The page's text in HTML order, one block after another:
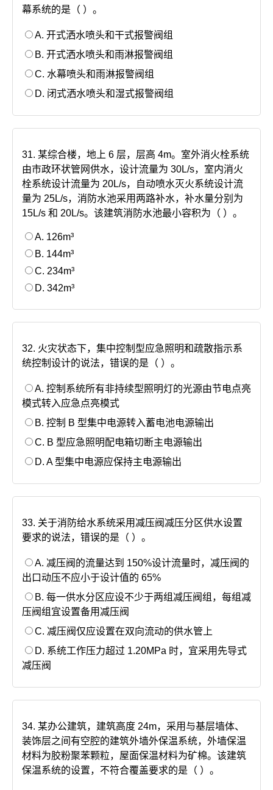
幕系统的是（ ）。
A. 开式洒水喷头和干式报警阀组
B. 开式洒水喷头和雨淋报警阀组
C. 水幕喷头和雨淋报警阀组
D. 闭式洒水喷头和湿式报警阀组
31. 某综合楼，地上 6 层，层高 4m。室外消火栓系统
由市政环状管网供水，设计流量为 30L/s，室内消火
栓系统设计流量为 20L/s，自动喷水灭火系统设计流
量为 25L/s，消防水池采用两路补水，补水量分别为
15L/s 和 20L/s。该建筑消防水池最小容积为（ ）。
A. 126m³
B. 144m³
C. 234m³
D. 342m³
32. 火灾状态下，集中控制型应急照明和疏散指示系
统控制设计的说法，错误的是（ ）。
A. 控制系统所有非持续型照明灯的光源由节电点亮
模式转入应急点亮模式
B. 控制 B 型集中电源转入蓄电池电源输出
C. B 型应急照明配电箱切断主电源输出
D. A 型集中电源应保持主电源输出
33. 关于消防给水系统采用减压阀减压分区供水设置
要求的说法，错误的是（ ）。
A. 减压阀的流量达到 150%设计流量时，减压阀的
出口动压不应小于设计值的 65%
B. 每一供水分区应设不少于两组减压阀组，每组减
压阀组宜设置备用减压阀
C. 减压阀仅应设置在双向流动的供水管上
D. 系统工作压力超过 1.20MPa 时，宜采用先导式
减压阀
34. 某办公建筑，建筑高度 24m，采用与基层墙体、
装饰层之间有空腔的建筑外墙外保温系统，外墙保温
材料为胶粉聚苯颗粒，屋面保温材料为矿棉。该建筑
保温系统的设置，不符合覆盖要求的是（ ）。